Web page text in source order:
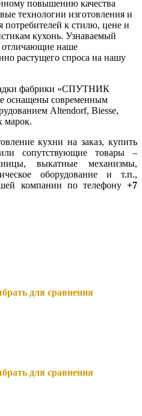
повышению качества
технологии изготовления и
потребителей к стилю, цене и
кухонь. Узнаваемый
отличающие наше
растущего спроса на нашу
фабрики «СПУТНИК
оснащены современным
Altendorf, Biesse,
марок.
кухни на заказ, купить
сопутствующие товары –
выкатные механизмы,
оборудование и т.п.,
компании по телефону +7
для сравнения
для сравнения